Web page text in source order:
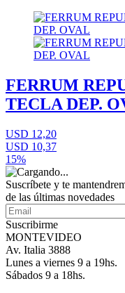
FERRUM
TECLA DEP.
USD 12,20
USD 10,37
15%
Suscríbete y te
de las últimas novedades
Suscribirme
MONTEVIDEO
Av. Italia 3888
Lunes a viernes 9 a 19hs.
Sábados 9 a 18hs.